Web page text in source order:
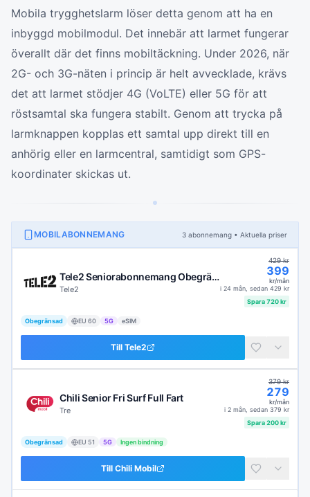
Mobila trygghetslarm löser detta genom att ha en
inbyggd mobilmodul. Det innebär att larmet fungerar
överallt där det finns mobiltäckning. Under 2026, när
2G- och 3G-näten i princip är helt avvecklade, krävs
det att larmet stödjer 4G (VoLTE) eller 5G för att
röstsamtal ska fungera stabilt. Genom att trycka på
larmknappen kopplas ett samtal upp direkt till en
anhörig eller en larmcentral, samtidigt som GPS-
koordinater skickas ut.
MOBILABONNEMANG 3 abonnemang • Aktuella priser
Tele2 Seniorabonnemang Obegränsad
Tele2
429kr
399
kr/mån
i 24 mån , sedan 429 kr
Spara720kr
Obegränsad EU 60 5G eSIM
Till Tele2
Chili Senior Fri Surf Full Fart
Tre
379kr
279
kr/mån
i 2 mån , sedan 379 kr
Spara200kr
Obegränsad EU 51 5G Ingen bindning
Till Chili Mobil